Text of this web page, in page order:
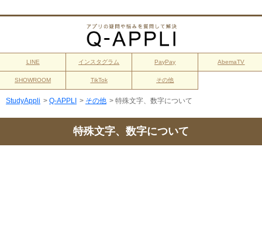
LINE インスタグラム PayPay AbemaTV
SHOWROOM TikTok その他
StudyAppli > Q-APPLI > その他 > 特殊文字、数字について
特殊文字、数字について